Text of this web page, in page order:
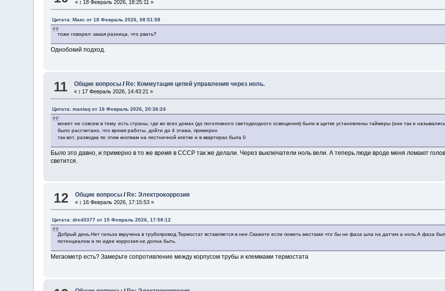
« : 18 Февраль 2026, 18:25:11 »
Цитата: Макс от 18 Февраль 2026, 08:51:58
тоже говорил: какая разница, что рвать?
Однобокий подход.
11 Общие вопросы /Re: Коммутация цепей управления через ноль.
« : 17 Февраль 2026, 14:43:21 »
Цитата: mastaq от 16 Февраль 2026, 20:36:24
может не совсем в тему. есть страны, где во всех домах (до поголовного светодиодного освещения) были в щитке установлены таймеры (они так и
было рассчитано, что время работы, дойти до 4 этажа, примерно
так вот, разводка по этим кнопкам на лестничной клетке и в квартирах была 0
Было это давно, и примерно в то же время в СССР так же делали. Через выключатели ноль вели. А теперь люди вроде меня ломают
светится.
12 Общие вопросы / Re: Электрокоррозия
« : 16 Февраль 2026, 17:15:53 »
Цитата: dred3377 от 15 Февраль 2026, 17:58:12
Добрый день.Нет гильза вкручена в трубопровод.Термостат вставляется в нее.Скажите если пометь местами что бы не фаза шла на датчик а ноль.А фаза
потенциалом и по идее коррозия не долна быть.
Мегаометр есть? Замерьте сопротивление между корпусом трубы и клеммами термостата